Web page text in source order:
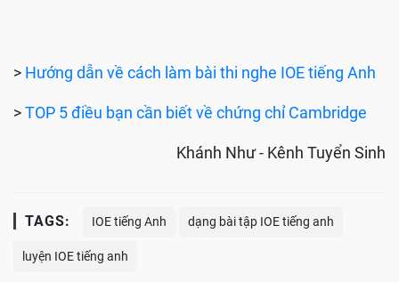
> Hướng dẫn về cách làm bài thi nghe IOE tiếng Anh
>TOP 5 điều bạn cần biết về chứng chỉ Cambridge
Khánh Như - Kênh Tuyển Sinh
TAGS: IOE tiếng Anh dạng bài tập IOE tiếng anh
luyện IOE tiếng anh